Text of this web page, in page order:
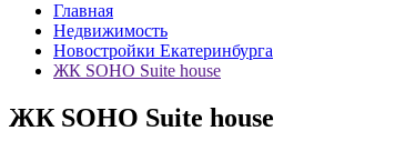
Главная
Недвижимость
Новостройки Екатеринбурга
ЖК SOHO Suite house
ЖК SOHO Suite house